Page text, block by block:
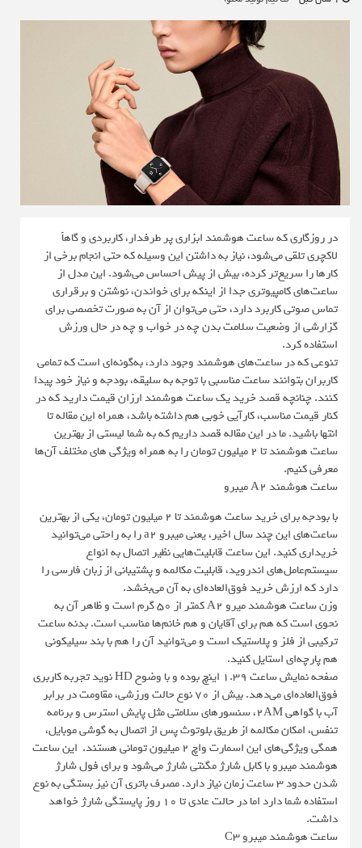
در روزگاری که ساعت هوشمند ابزاری پر طرفدار، کاربردی و گاهاً
لاکچری تلقی می‌شود، نیاز به داشتن این وسیله که حتی انجام برخی از
کارها را سریع‌تر کرده، بیش از پیش احساس می‌شود. این مدل از
ساعت‌های کامپیوتری جدا از اینکه برای خواندن، نوشتن و برقراری
تماس صوتی کاربرد دارد، حتی می‌توان از آن به صورت تخصصی برای
گزارشی از وضعیت سلامت بدن چه در خواب و چه در حال ورزش
استفاده کرد.
تنوعی که در ساعت‌های هوشمند وجود دارد، به‌گونه‌ای است که تمامی
کاربران بتوانند ساعت مناسبی با توجه به سلیقه، بودجه و نیاز خود پیدا
کنند. چنانچه قصد خرید یک ساعت هوشمند ارزان قیمت دارید که در
کنار قیمت مناسب، کارآیی خوبی هم داشته باشد، همراه این مقاله تا
انتها باشید. ما در این مقاله قصد داریم که به شما لیستی از بهترین
ساعت هوشمند تا ۲ میلیون تومان را به همراه ویژگی های مختلف آن‌ها
معرفی کنیم.
ساعت هوشمند A2 میبرو
با بودجه برای خرید ساعت هوشمند تا ۲ میلیون تومان، یکی از بهترین
ساعت‌های این چند سال اخیر، یعنی میبرو a2 را به راحتی می‌توانید
خریداری کنید. این ساعت قابلیت‌هایی نظیر اتصال به انواع
سیستم‌عامل‌های اندروید، قابلیت مکالمه و پشتیبانی از زبان فارسی را
دارد که ارزش خرید فوق‌العاده‌ای به آن می‌بخشد.
وزن ساعت هوشمند میرو A2 کمتر از ۵۰ گرم است و ظاهر آن به
نحوی است که هم برای آقایان و هم خانم‌ها مناسب است. بدنه ساعت
ترکیبی از فلز و پلاستیک است و می‌توانید آن را هم با بند سیلیکونی
هم پارچه‌ای استایل کنید.
صفحه نمایش ساعت ۱.۳۹ اینچ بوده و با وضوح HD نوید تجربه کاربری
فوق‌العاده‌ای می‌دهد. بیش از ۷۰ نوع حالت ورزشی، مقاومت در برابر
آب با گواهی 2AM، سنسورهای سلامتی مثل پایش استرس و برنامه
تنفس، امکان مکالمه از طریق بلوتوث پس از اتصال به گوشی موبایل،
همگی ویژگی‌های این اسمارت واچ ۲ میلیون تومانی هستند. این ساعت
هوشمند میبرو با کابل شارژ مگنتی شارژ می‌شود و برای فول شارژ
شدن حدود ۳ ساعت زمان نیاز دارد. مصرف باتری آن نیز بستگی به نوع
استفاده شما دارد اما در حالت عادی تا ۱۰ روز پایستگی شارژ خواهد
داشت.
ساعت هوشمند میبرو C3